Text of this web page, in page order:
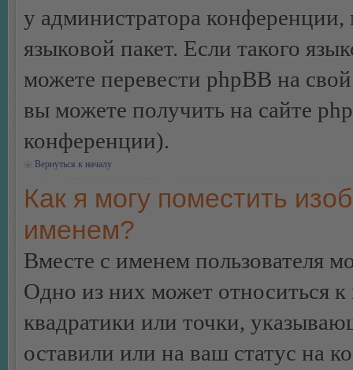
у администратора
языковой пакет. Если такого
можете перевести phpBB на
вы можете получить на сайте
конференции).
Вернуться к началу
Как я могу поместить
именем?
Вместе с именем пользователя
Одно из них может относиться
квадратики или точки,
оставили или на ваш статус на